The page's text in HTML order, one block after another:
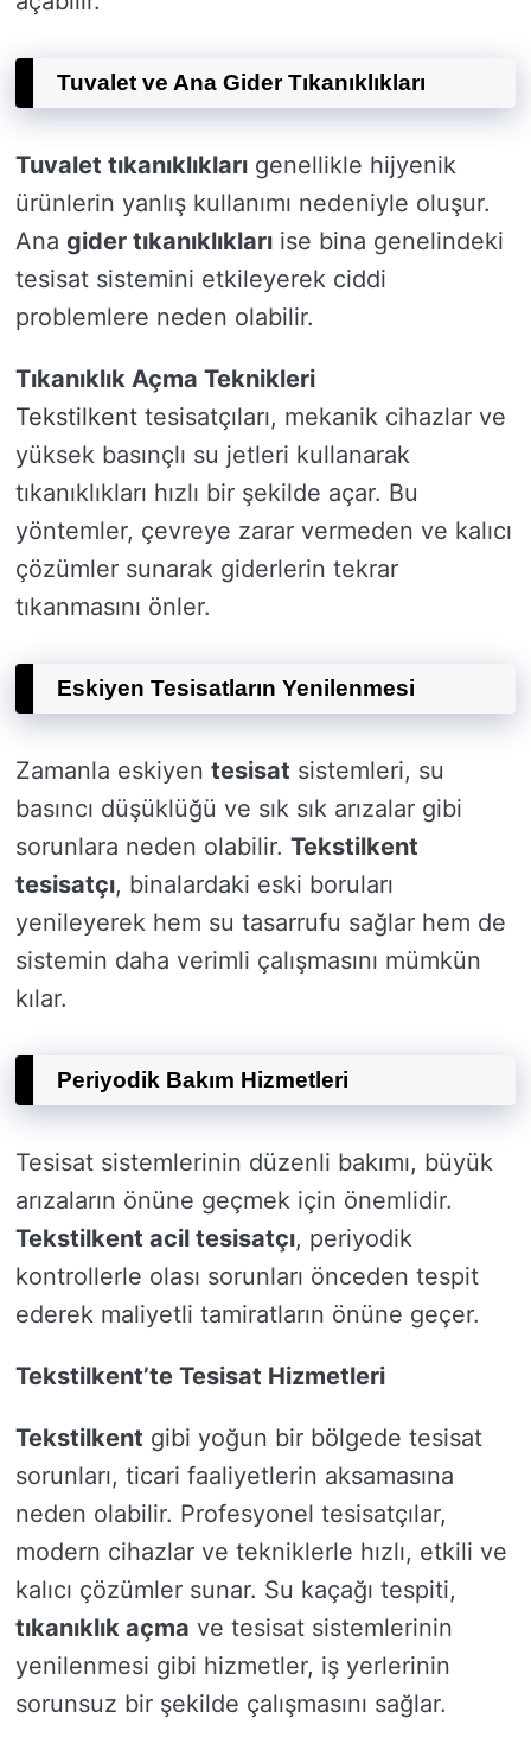
Tuvalet ve Ana Gider Tıkanıklıkları
Tuvalet tıkanıklıkları genellikle hijyenik
ürünlerin yanlış kullanımı nedeniyle oluşur.
Ana gider tıkanıklıkları ise bina genelindeki
tesisat sistemini etkileyerek ciddi
problemlere neden olabilir.
Tıkanıklık Açma Teknikleri
Tekstilkent tesisatçıları, mekanik cihazlar ve
yüksek basınçlı su jetleri kullanarak
tıkanıklıkları hızlı bir şekilde açar. Bu
yöntemler, çevreye zarar vermeden ve kalıcı
çözümler sunarak giderlerin tekrar
tıkanmasını önler.
Eskiyen Tesisatların Yenilenmesi
Zamanla eskiyen tesisat sistemleri, su
basıncı düşüklüğü ve sık sık arızalar gibi
sorunlara neden olabilir. Tekstilkent
tesisatçı, binalardaki eski boruları
yenileyerek hem su tasarrufu sağlar hem de
sistemin daha verimli çalışmasını mümkün
kılar.
Periyodik Bakım Hizmetleri
Tesisat sistemlerinin düzenli bakımı, büyük
arızaların önüne geçmek için önemlidir.
Tekstilkent acil tesisatçı, periyodik
kontrollerle olası sorunları önceden tespit
ederek maliyetli tamiratların önüne geçer.
Tekstilkent’te Tesisat Hizmetleri
Tekstilkent gibi yoğun bir bölgede tesisat
sorunları, ticari faaliyetlerin aksamasına
neden olabilir. Profesyonel tesisatçılar,
modern cihazlar ve tekniklerle hızlı, etkili ve
kalıcı çözümler sunar. Su kaçağı tespiti,
tıkanıklık açma ve tesisat sistemlerinin
yenilenmesi gibi hizmetler, iş yerlerinin
sorunsuz bir şekilde çalışmasını sağlar.